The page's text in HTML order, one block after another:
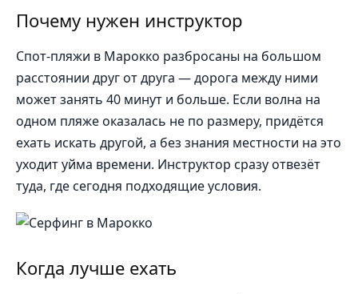
Почему нужен инструктор
Спот-пляжи в Марокко разбросаны на большом
расстоянии друг от друга — дорога между ними
может занять 40 минут и больше. Если волна на
одном пляже оказалась не по размеру, придётся
ехать искать другой, а без знания местности на это
уходит уйма времени. Инструктор сразу отвезёт
туда, где сегодня подходящие условия.
Когда лучше ехать